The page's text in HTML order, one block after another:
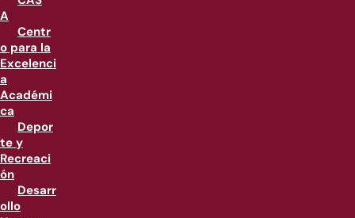
A
Centr
o para la
Excelenci
a
Académi
ca
Depor
te y
Recreaci
ón
Desarr
ollo